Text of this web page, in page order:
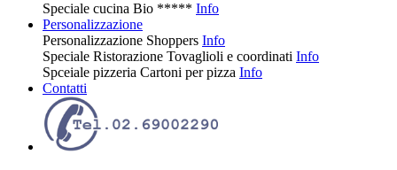
Speciale cucina Bio ***** Info
Personalizzazione
Personalizzazione Shoppers Info
Speciale Ristorazione Tovaglioli e coordinati Info
Spceiale pizzeria Cartoni per pizza Info
Contatti